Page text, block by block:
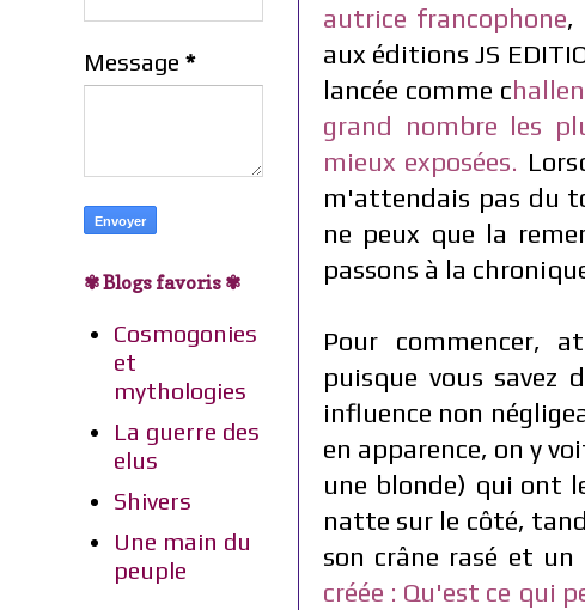
autrice francophone,
aux éditions JS
lancée comme c
grand nombre les
mieux exposées.
m'attendais pas du
ne peux que la
passons à la
Pour commencer,
puisque vous savez
influence non
en apparence, on y
une blonde) qui ont
natte sur le côté,
son crâne rasé et un
créée : Qu'est ce qui
Message *
✾ Blogs favoris ✾
Cosmogonies
et
mythologies
La guerre des
elus
Shivers
Une main du
peuple